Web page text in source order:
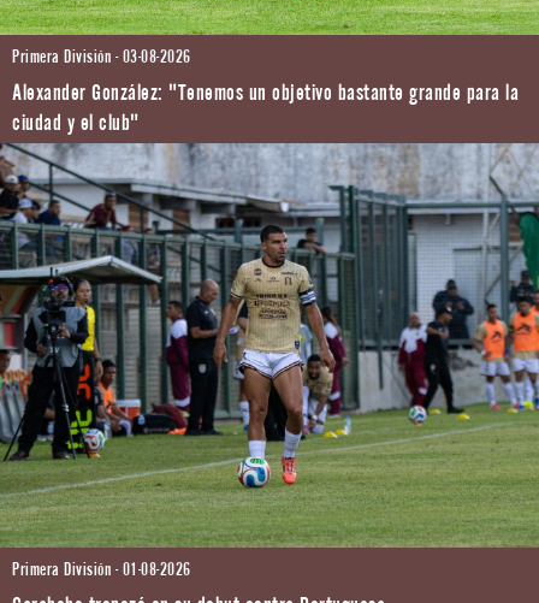
Primera División - 03-08-2026
Alexander González: "Tenemos un objetivo bastante grande para la
ciudad y el club"
Primera División - 01-08-2026